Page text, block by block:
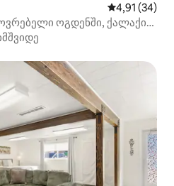
საშუალო
4,91 (34)
ოგდენში, ქალაქის